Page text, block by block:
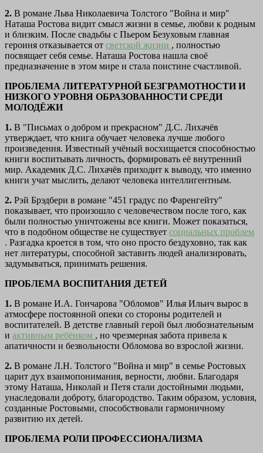
2. В романе Льва Николаевича Толстого "Война и мир"
Наташа Ростова видит смысл жизни в семье, любви к родным
и близким. После свадьбы с Пьером Безуховым главная
героиня отказывается от светской жизни , полностью
посвящает себя семье. Наташа Ростова нашла своё
предназначение в этом мире и стала поистине счастливой.
ПРОБЛЕМА ЛИТЕРАТУРНОЙ БЕЗГРАМОТНОСТИ И
НИЗКОГО УРОВНЯ ОБРАЗОВАННОСТИ СРЕДИ
МОЛОДЁЖИ
1. В "Письмах о добром и прекрасном" Д.С. Лихачёв
утверждает, что книга обучает человека лучше любого
произведения. Известный учёный восхищается способностью
книги воспитывать личность, формировать её внутренний
мир. Академик Д.С. Лихачёв приходит к выводу, что именно
книги учат мыслить, делают человека интеллигентным.
2. Рэй Брэдбери в романе "451 градус по Фаренгейту"
показывает, что произошло с человечеством после того, как
были полностью уничтожены все книги. Может показаться,
что в подобном обществе не существует социальных проблем
. Разгадка кроется в том, что оно просто бездуховно, так как
нет литературы, способной заставить людей анализировать,
задумываться, принимать решения.
ПРОБЛЕМА ВОСПИТАНИЯ ДЕТЕЙ
1. В романе И.А. Гончарова "Обломов" Илья Ильич вырос в
атмосфере постоянной опеки со стороны родителей и
воспитателей. В детстве главный герой был любознательным
и активным ребёнком , но чрезмерная забота привела к
апатичности и безвольности Обломова во взрослой жизни.
2. В романе Л.Н. Толстого "Война и мир" в семье Ростовых
царит дух взаимопонимания, верности, любви. Благодаря
этому Наташа, Николай и Петя стали достойными людьми,
унаследовали доброту, благородство. Таким образом, условия,
созданные Ростовыми, способствовали гармоничному
развитию их детей.
ПРОБЛЕМА РОЛИ ПРОФЕССИОНАЛИЗМА